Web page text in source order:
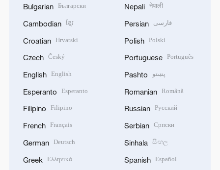
Bulgarian Български
Cambodian ខ្មែរ
Croatian Hrvatski
Czech Český
English English
Esperanto Esperanto
Filipino Filipino
French Français
German Deutsch
Greek Ελληνικά
Nepali नेपाली
Persian فارسی
Polish Polski
Portuguese Português
Pashto پښتو
Romanian Română
Russian Русский
Serbian Српски
Sinhala සිංහල
Spanish Español